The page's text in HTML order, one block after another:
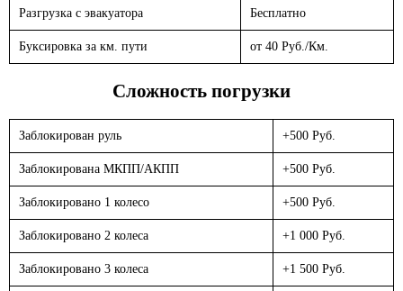
Разгрузка с эвакуатора Бесплатно
Буксировка за км. пути от 40 Руб./Км.
Сложность погрузки
Заблокирован руль +500 Руб.
Заблокирована МКПП/АКПП +500 Руб.
Заблокировано 1 колесо +500 Руб.
Заблокировано 2 колеса +1 000 Руб.
Заблокировано 3 колеса +1 500 Руб.